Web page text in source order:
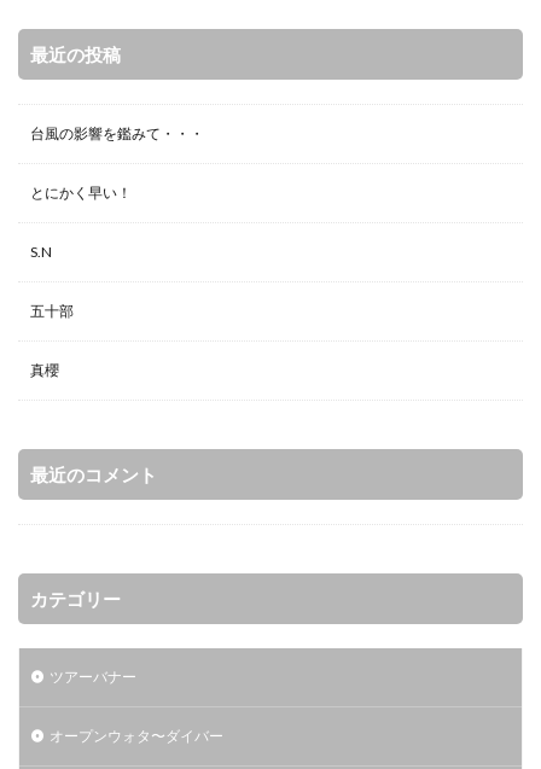
最近の投稿
台風の影響を鑑みて・・・
とにかく早い！
S.N
五十部
真櫻
最近のコメント
カテゴリー
ツアーバナー
オープンウォタ〜ダイバー